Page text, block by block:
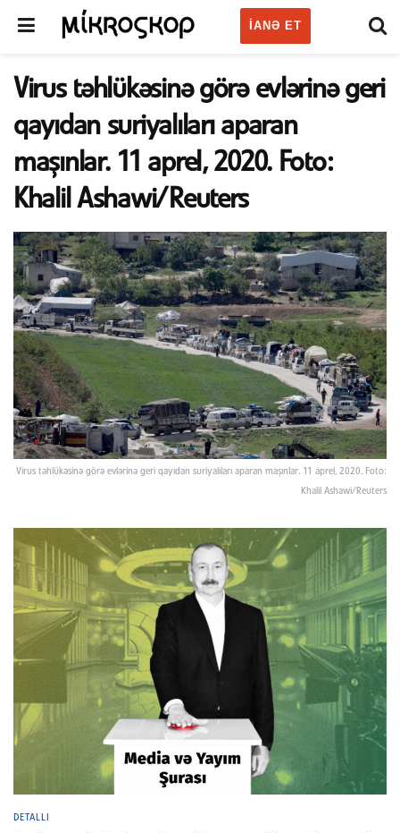
IANƏ ET
Virus təhlükəsinə görə evlərinə geri
qayıdan suriyalıları aparan
maşınlar. 11 aprel, 2020. Foto:
Khalil Ashawi/Reuters
Virus təhlükəsinə görə evlərinə geri qayıdan suriyalıları aparan maşınlar. 11 aprel, 2020. Foto:
Khalil Ashawi/Reuters
DETALLI